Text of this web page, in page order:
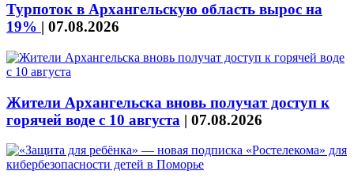
Турпоток в Архангельскую область вырос на
19% | 07.08.2026
Жители Архангельска вновь получат доступ к
горячей воде с 10 августа | 07.08.2026